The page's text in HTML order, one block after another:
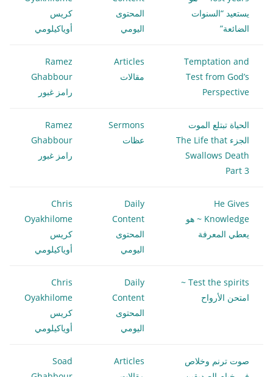
يستعيد “السنوات
الضائعة”
المحتوى
اليومي
كريس
أوياكيلومي
Temptation and
Test from God’s
Perspective
Articles
مقالات
Ramez
Ghabbour
رامز غبور
الحياة تبتلع الموت
الجزء The Life that
Swallows Death
Part 3
Sermons
عظات
Ramez
Ghabbour
رامز غبور
He Gives
Knowledge ~ هو
يعطي المعرفة
Daily
Content
المحتوى
اليومي
Chris
Oyakhilome
كريس
أوياكيلومي
Test the spirits ~
امتحن الأرواح
Daily
Content
المحتوى
اليومي
Chris
Oyakhilome
كريس
أوياكيلومي
صوت ترنم وخلاص
Articles
Soad